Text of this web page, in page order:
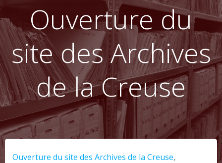
Ouverture du
site des Archives
de la Creuse
Ouverture du site des Archives de la Creuse,